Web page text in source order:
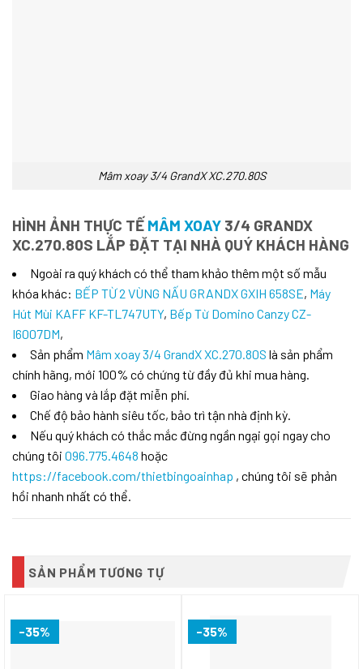
Mâm xoay 3/4 GrandX XC.270.80S
HÌNH ẢNH THỰC TẾ MÂM XOAY 3/4 GRANDX
XC.270.80S LẮP ĐẶT TẠI NHÀ QUÝ KHÁCH HÀNG
Ngoài ra quý khách có thể tham khảo thêm một số mẫu
khóa khác: BẾP TỪ 2 VÙNG NẤU GRANDX GXIH 658SE, Máy
Hút Mùi KAFF KF-TL747UTY, Bếp Từ Domino Canzy CZ-
I6007DM,
Sản phẩm Mâm xoay 3/4 GrandX XC.270.80S là sản phẩm
chính hãng, mới 100% có chứng từ đầy đủ khi mua hàng.
Giao hàng và lắp đặt miễn phí.
Chế độ bảo hành siêu tốc, bảo trì tận nhà định kỳ.
Nếu quý khách có thắc mắc đừng ngần ngại gọi ngay cho
chúng tôi 096.775.4648 hoặc
https://facebook.com/thietbingoainhap , chúng tôi sẽ phản
hồi nhanh nhất có thể.
SẢN PHẨM TƯƠNG TỰ
-35% -35%